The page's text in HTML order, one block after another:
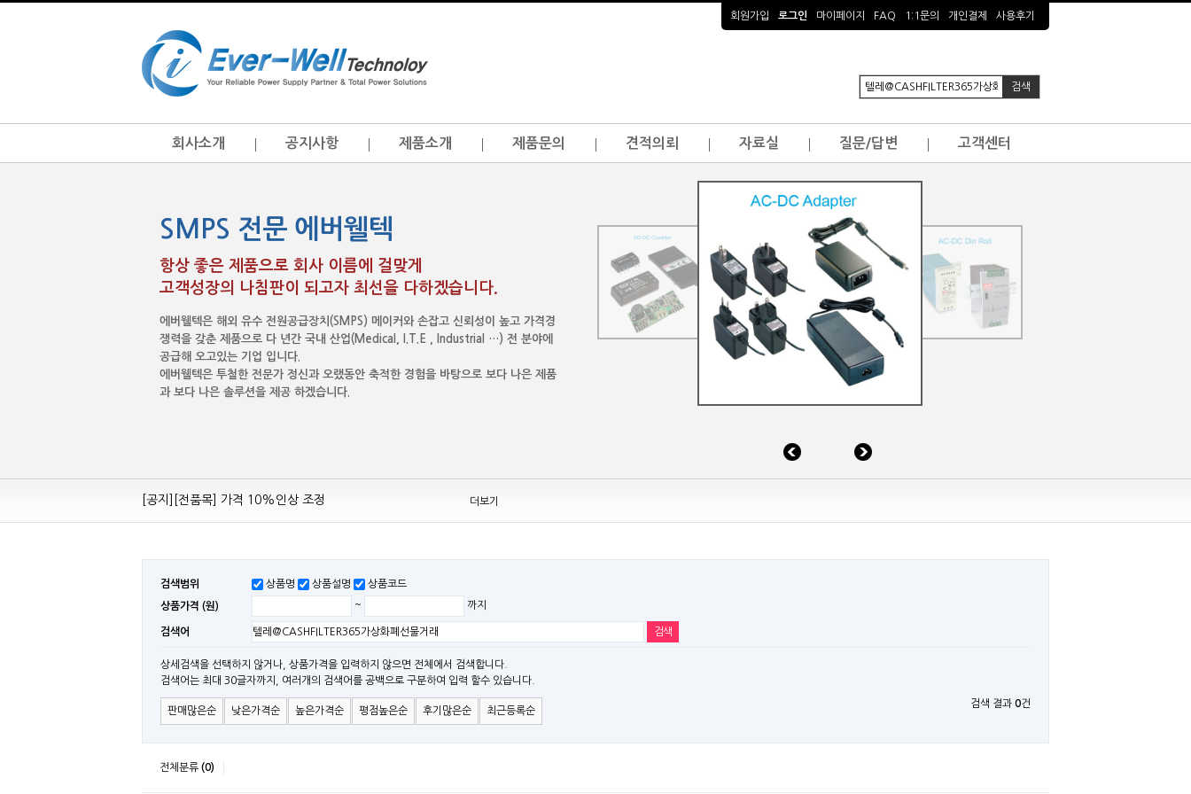
회원가입 로그인 마이페이지 FAQ 1:1문의 개인결제 사용후기
회사소개 공지사항 제품소개 제품문의 견적의뢰 자료실 질문/답변 고객센터
SMPS 전문 에버웰텍
항상 좋은 제품으로 회사 이름에 걸맞게
고객성장의 나침판이 되고자 최선을 다하겠습니다.
에버웰텍은 해외 유수 전원공급장치(SMPS) 메이커와 손잡고 신뢰성이 높고 가격경
쟁력을 갖춘 제품으로 다 년간 국내 산업(Medical, I.T.E , Industrial …) 전 분야에
공급해 오고있는 기업 입니다.
에버웰텍은 투철한 전문가 정신과 오랬동안 축적한 경험을 바탕으로 보다 나은 제품
과 보다 나은 솔루션을 제공 하겠습니다.
[공지][Mean Well 제품 전품목] 10% 가격 인하 조정
[공지][전품목] 가격 10%인상 조정
[공지][민웰] 전품목 가격 조정의건
[민웰] RS 모델 출시
[공지]SMPS 저가형 [기획상품] 출시
[공지]12W~300W Medical Adapter"2017 NEW MODEL"[ADT] 출시
[공지][민웰] [민웰] 인버터 "정현파 / 유사 정현파" 시리즈 제품을 출시
[공지][민웰] LED 방수형 (CLG / CEN / HLG)시리즈 제품 출시
더보기
검색범위 상품명 상품설명 상품코드
상품가격 (원) ~ 까지
검색어
상세검색을 선택하지 않거나, 상품가격을 입력하지 않으면 전체에서 검색합니다.
검색어는 최대 30글자까지, 여러개의 검색어를 공백으로 구분하여 입력 할수 있습니다.
판매많은순 낮은가격순 높은가격순 평점높은순 후기많은순 최근등록순
검색 결과 0건
전체분류 (0)